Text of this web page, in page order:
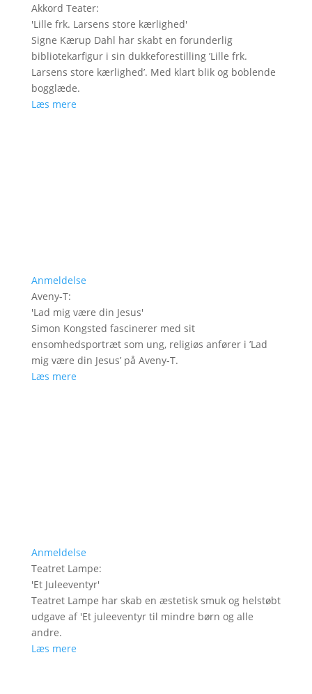
Akkord Teater:
'Lille frk. Larsens store kærlighed'
Signe Kærup Dahl har skabt en forunderlig
bibliotekarfigur i sin dukkeforestilling ’Lille frk.
Larsens store kærlighed’. Med klart blik og boblende
bogglæde.
Læs mere
Anmeldelse
Aveny-T:
'Lad mig være din Jesus'
Simon Kongsted fascinerer med sit
ensomhedsportræt som ung, religiøs anfører i ’Lad
mig være din Jesus’ på Aveny-T.
Læs mere
Anmeldelse
Teatret Lampe:
'Et Juleeventyr'
Teatret Lampe har skab en æstetisk smuk og helstøbt
udgave af 'Et juleeventyr til mindre børn og alle
andre.
Læs mere